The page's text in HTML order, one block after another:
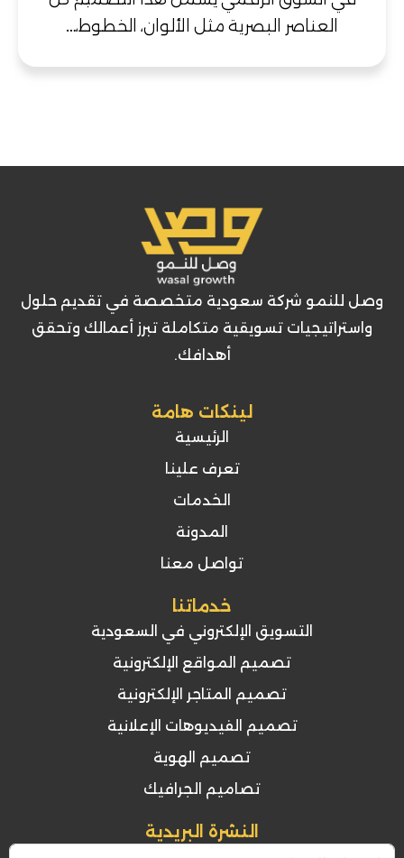
العناصر البصرية مثل الألوان، الخطوط،…
وصل للنمو شركة سعودية متخصصة في تقديم حلول
واستراتيجيات تسويقية متكاملة تبرز أعمالك وتحقق
أهدافك.
لينكات هامة
الرئيسية
تعرف علينا
الخدمات
المدونة
تواصل معنا
خدماتنا
التسويق الإلكتروني في السعودية
تصميم المواقع الإلكترونية
تصميم المتاجر الإلكترونية
تصميم الفيديوهات الإعلانية
تصميم الهوية
تصاميم الجرافيك
النشرة البريدية